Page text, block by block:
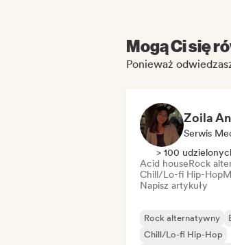
Mogą Ci się
Ponieważ
Zoila
Serwis
> 100
Acid houseRock
Chill/Lo-fi Hip-Hop
Napisz artykuły
Rock alternatywny
Chill/Lo-fi Hip-Hop